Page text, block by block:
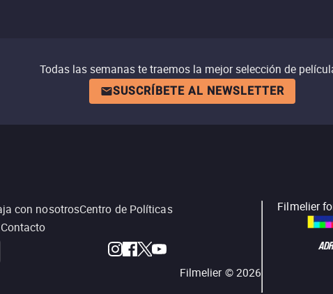
Todas las semanas te traemos la mejor selección de
SUSCRÍBETE AL NEWSLETTER
con nosotrosCentro de Políticas
Contacto
Filmelier ©2026
Filmelier